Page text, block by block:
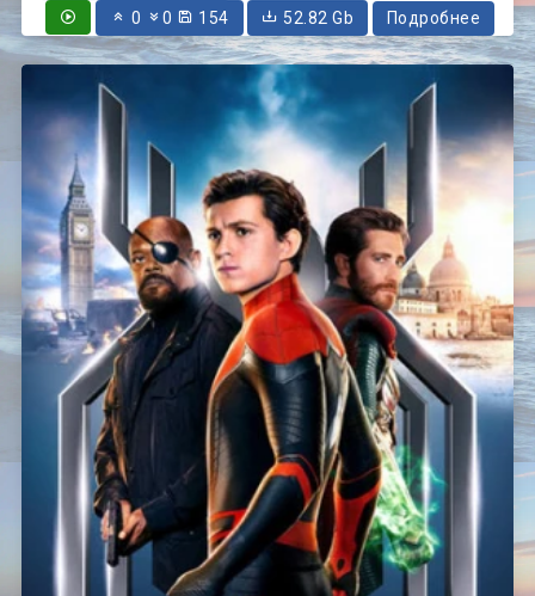
0
0 154 52.82 Gb Подробнее